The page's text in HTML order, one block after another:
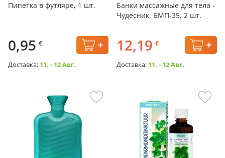
Пипетка в футляре, 1 шт.
0,95 €
Доставка: 11. - 12 Авг.
Банки массажные для тела -
Чудесник, БМП-35, 2 шт.
12,19 €
Доставка: 11. - 12 Авг.